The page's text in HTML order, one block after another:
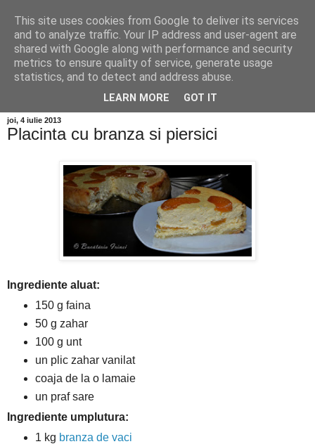
joi, 4 iulie 2013
Placinta cu branza si piersici
Ingrediente aluat:
150 g faina
50 g zahar
100 g unt
un plic zahar vanilat
coaja de la o lamaie
un praf sare
Ingrediente umplutura:
1 kg branza de vaci
This site uses cookies from Google to deliver its services
and to analyze traffic. Your IP address and user-agent are
shared with Google along with performance and security
metrics to ensure quality of service, generate usage
statistics, and to detect and address abuse.
LEARN MORE GOT IT